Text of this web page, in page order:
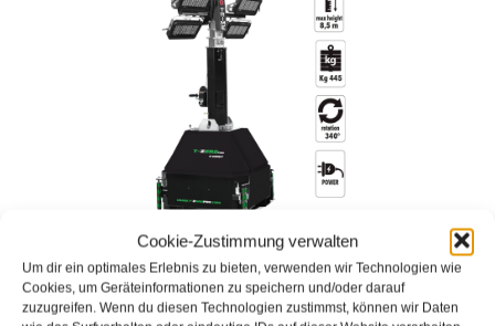
Cookie-Zustimmung verwalten
Um dir ein optimales Erlebnis zu bieten, verwenden wir Technologien wie
Cookies, um Geräteinformationen zu speichern und/oder darauf
zuzugreifen. Wenn du diesen Technologien zustimmst, können wir Daten
TRIME X-MAST 4x320W LED
zzgl.Versand